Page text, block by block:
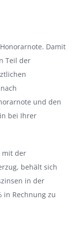
Damit
Teil der
und den
bei Ihrer
mit der
behält sich
in der
in Rechnung zu